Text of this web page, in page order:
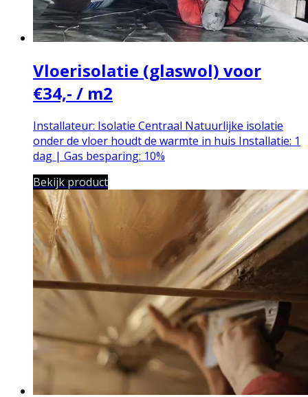
Vloerisolatie (glaswol) voor
€34,- / m2
Installateur: Isolatie Centraal Natuurlijke isolatie
onder de vloer houdt de warmte in huis Installatie: 1
dag | Gas besparing: 10%
Bekijk product